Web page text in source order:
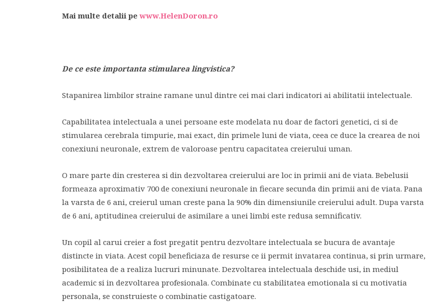
Mai multe detalii pe www.HelenDoron.ro
De ce este importanta stimularea lingvistica?
Stapanirea limbilor straine ramane unul dintre cei mai clari indicatori ai abilitatii intelectuale.
Capabilitatea intelectuala a unei persoane este modelata nu doar de factori genetici, ci si de
stimularea cerebrala timpurie, mai exact, din primele luni de viata, ceea ce duce la crearea de noi
conexiuni neuronale, extrem de valoroase pentru capacitatea creierului uman.
O mare parte din cresterea si din dezvoltarea creierului are loc in primii ani de viata. Bebelusii
formeaza aproximativ 700 de conexiuni neuronale in fiecare secunda din primii ani de viata. Pana
la varsta de 6 ani, creierul uman creste pana la 90% din dimensiunile creierului adult. Dupa varsta
de 6 ani, aptitudinea creierului de asimilare a unei limbi este redusa semnificativ.
Un copil al carui creier a fost pregatit pentru dezvoltare intelectuala se bucura de avantaje
distincte in viata. Acest copil beneficiaza de resurse ce ii permit invatarea continua, si prin urmare,
posibilitatea de a realiza lucruri minunate. Dezvoltarea intelectuala deschide usi, in mediul
academic si in dezvoltarea profesionala. Combinate cu stabilitatea emotionala si cu motivatia
personala, se construieste o combinatie castigatoare.